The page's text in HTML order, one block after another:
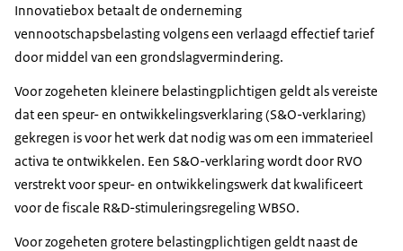
Innovatiebox betaalt de onderneming
vennootschapsbelasting volgens een verlaagd effectief tarief
door middel van een grondslagvermindering.
Voor zogeheten kleinere belastingplichtigen geldt als vereiste
dat een speur- en ontwikkelingsverklaring (S&O-verklaring)
gekregen is voor het werk dat nodig was om een immaterieel
activa te ontwikkelen. Een S&O-verklaring wordt door RVO
verstrekt voor speur- en ontwikkelingswerk dat kwalificeert
voor de fiscale R&D-stimuleringsregeling WBSO.
Voor zogeheten grotere belastingplichtigen geldt naast de